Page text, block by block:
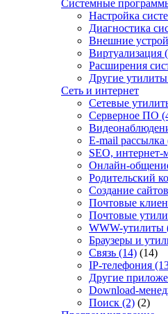
Системные
Настройка
Диагностика
Внешние
Виртуализация
Расширения
Другие утилиты
Сеть и интернет
Сетевые
Серверное ПО
E-mail рассылка
SEO, интернет-
Онлайн-
Родительский
Создание сайтов
Почтовые
Почтовые
WWW-утилиты
Браузеры и
Связь (14) (14)
IP-телефония
Другие
Download-
Поиск (2) (2)